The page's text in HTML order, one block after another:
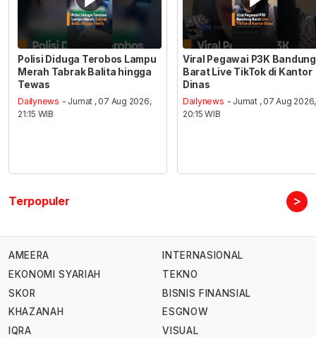
Polisi Diduga Terobos Lampu
Merah Tabrak Balita hingga
Tewas
Dailynews - Jumat , 07 Aug 2026,
21:15 WIB
Viral Pegawai P3K Bandung
Barat Live TikTok di Kantor
Dinas
Dailynews - Jumat , 07 Aug 2026,
20:15 WIB
Terpopuler >
AMEERA
EKONOMI SYARIAH
SKOR
KHAZANAH
IQRA
INTERNASIONAL
TEKNO
BISNIS FINANSIAL
ESGNOW
VISUAL